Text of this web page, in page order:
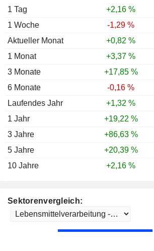
1 Tag
+2,16 %
1 Woche
-1,29 %
Aktueller Monat
+0,82 %
1 Monat
+3,37 %
3 Monate
+17,85 %
6 Monate
-0,16 %
Laufendes Jahr
+1,32 %
1 Jahr
+19,22 %
3 Jahre
+86,63 %
5 Jahre
+20,39 %
10 Jahre
+2,16 %
Sektorenvergleich: